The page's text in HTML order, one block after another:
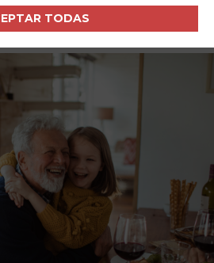
TODASde nuestros